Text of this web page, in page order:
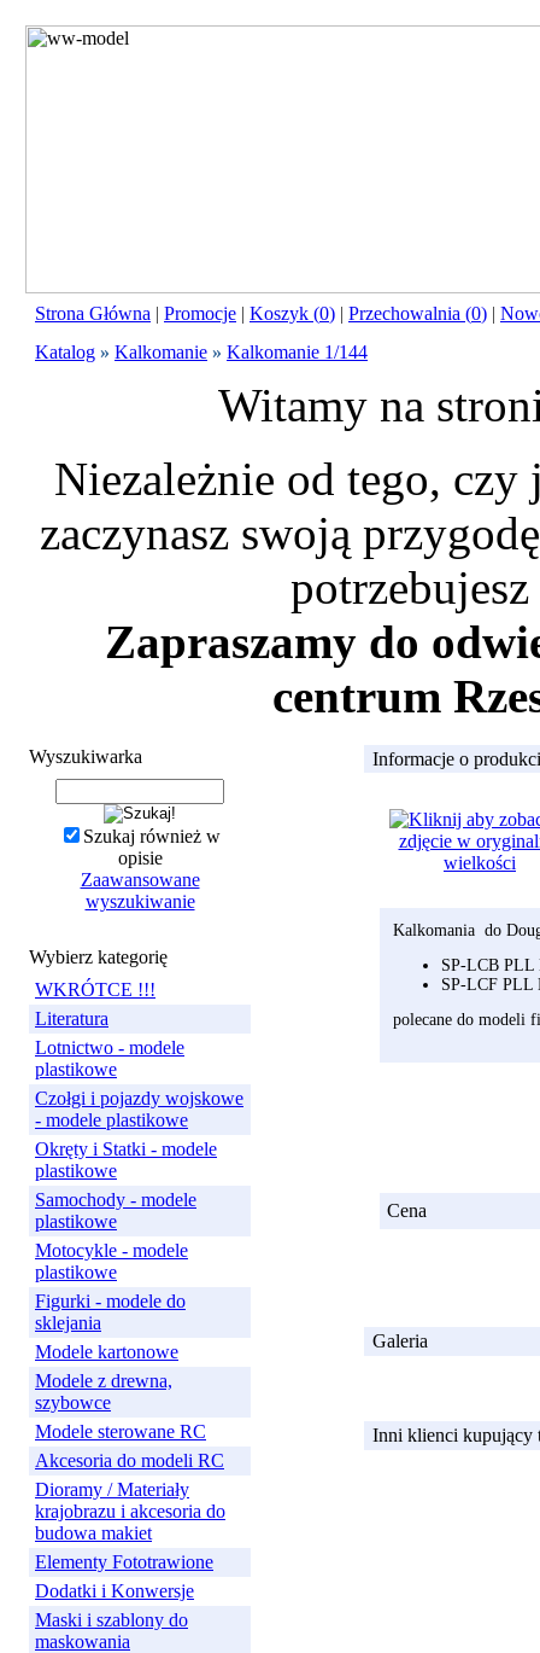
Strona Główna | Promocje | Koszyk (0) | Przechowalnia (0) |
Katalog » Kalkomanie » Kalkomanie 1/144
Witamy na
Niezależnie od tego, czy
zaczynasz swoją
Zapraszamy do
centrum
Wyszukiwarka
Szukaj również w
opisie
Zaawansowane
wyszukiwanie
Wybierz kategorię
WKRÓTCE !!!
Literatura
Lotnictwo - modele
plastikowe
Czołgi i pojazdy wojskowe
- modele plastikowe
Okręty i Statki - modele
plastikowe
Samochody - modele
plastikowe
Motocykle - modele
plastikowe
Figurki - modele do
sklejania
Modele kartonowe
Modele z drewna,
szybowce
Modele sterowane RC
Akcesoria do modeli RC
Dioramy / Materiały
krajobrazu i akcesoria do
budowa makiet
Elementy Fototrawione
Dodatki i Konwersje
Maski i szablony do
maskowania
Informacje o
Kalkomania do
SP-LCB PLL
SP-LCF PLL
polecane do modeli
Cena
Galeria
Inni klienci kupujący